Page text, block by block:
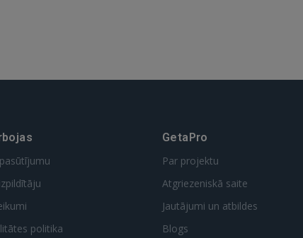
politika
GetaPro
Par projektu
Atgriezeniskā saite
Jautājumi un atbildes
Blogs